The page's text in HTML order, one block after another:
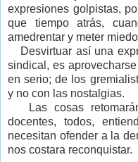
expresiones golpistas,
que tiempo atrás,
amedrentar y meter
Desvirtuar así una
sindical, es
en serio; de los
y no con las nostalgias.
Las cosas
docentes, todos,
necesitan ofender a la
nos costara reconquistar.